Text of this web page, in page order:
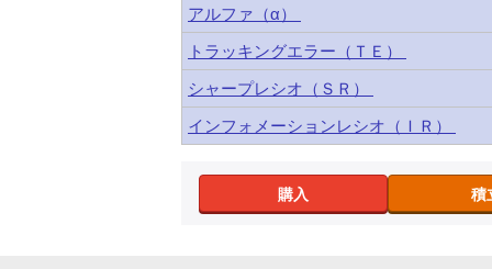
アルファ（α）
トラッキングエラー（ＴＥ）
シャープレシオ（ＳＲ）
インフォメーションレシオ（ＩＲ）
購入 積